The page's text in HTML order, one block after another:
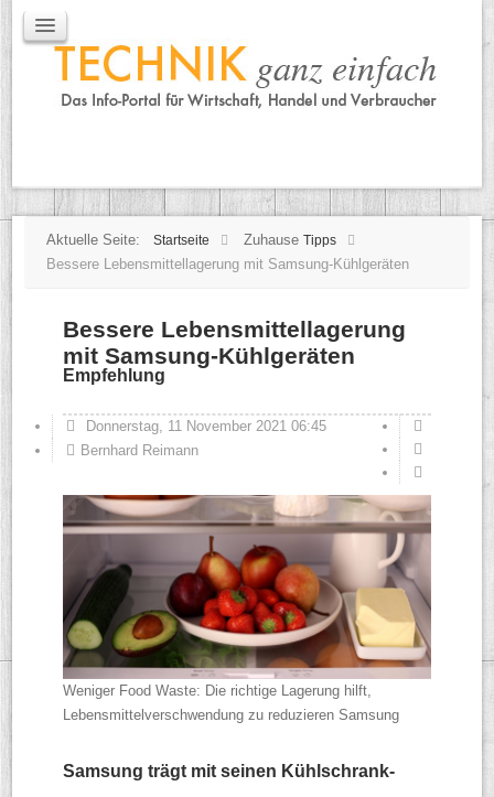
Mobile
IT
TK
Aktuelle Seite: Startseite Zuhause Tipps
Bessere Lebensmittellagerung mit Samsung-Kühlgeräten
Bessere Lebensmittellagerung
mit Samsung-Kühlgeräten
Empfehlung
Donnerstag, 11 November 2021 06:45
Bernhard Reimann
Weniger Food Waste: Die richtige Lagerung hilft,
Lebensmittelverschwendung zu reduzieren Samsung
Samsung trägt mit seinen Kühlschrank-